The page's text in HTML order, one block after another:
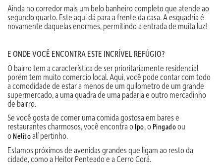
Ainda no corredor mais um belo banheiro completo que atende ao
segundo quarto. Este aqui dá para a frente da casa. A esquadria é
novamente daquelas enormes, permitindo a entrada de muita luz!
E ONDE VOCÊ ENCONTRA ESTE INCRÍVEL REFÚGIO?
O bairro tem a característica de ser prioritariamente residencial
porém tem muito comercio local. Aqui, você pode contar com todo
a comodidade de estar a menos de um quilometro de um grande
supermercado, a uma quadra de uma padaria e outro mercadinho
de bairro.
Se você gosta de comer uma comida gostosa em bares e
restaurantes charmosos, você encontra o Ipo, o Pingadoou
oNelitoalí pertinho.
Estamos próximos de avenidas grandes que ligam ao resto da
cidade, como a Heitor Penteado e a Cerro Corá.